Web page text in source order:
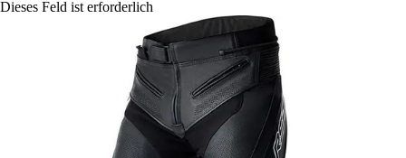
Dieses Feld ist erforderlich